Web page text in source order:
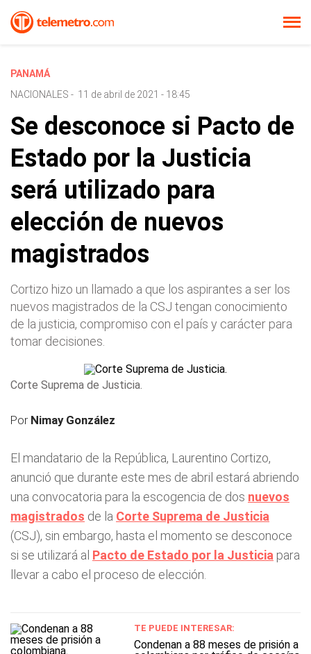
PANAMÁ
NACIONALES - 11 de abril de 2021 - 18:45
Se desconoce si Pacto de
Estado por la Justicia
será utilizado para
elección de nuevos
magistrados
Cortizo hizo un llamado a que los aspirantes a ser los
nuevos magistrados de la CSJ tengan conocimiento
de la justicia, compromiso con el país y carácter para
tomar decisiones.
Corte Suprema de Justicia.
Por Nimay González
El mandatario de la República, Laurentino Cortizo,
anunció que durante este mes de abril estará abriendo
una convocatoria para la escogencia de dos nuevos
magistrados de la Corte Suprema de Justicia
(CSJ), sin embargo, hasta el momento se desconoce
si se utilizará al Pacto de Estado por la Justicia para
llevar a cabo el proceso de elección.
TE PUEDE INTERESAR:
Condenan a 88 meses de prisión a